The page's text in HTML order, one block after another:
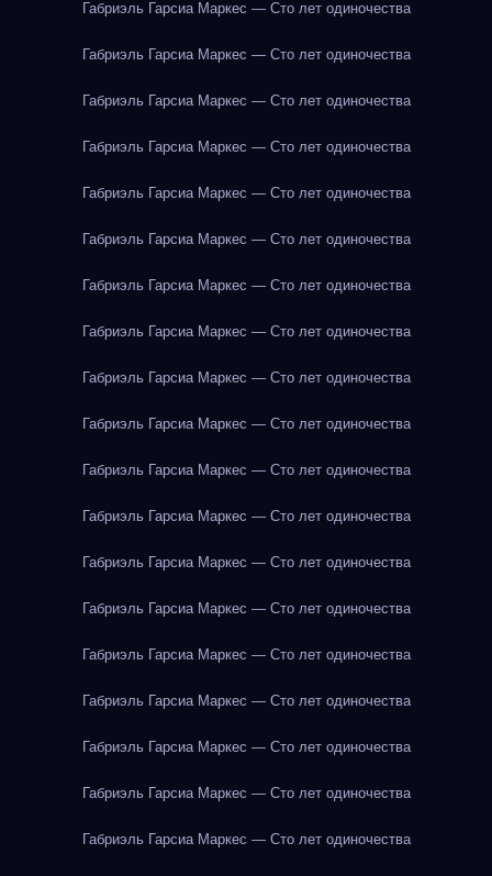
Габриэль Гарсиа Маркес — Сто лет одиночества
Габриэль Гарсиа Маркес — Сто лет одиночества
Габриэль Гарсиа Маркес — Сто лет одиночества
Габриэль Гарсиа Маркес — Сто лет одиночества
Габриэль Гарсиа Маркес — Сто лет одиночества
Габриэль Гарсиа Маркес — Сто лет одиночества
Габриэль Гарсиа Маркес — Сто лет одиночества
Габриэль Гарсиа Маркес — Сто лет одиночества
Габриэль Гарсиа Маркес — Сто лет одиночества
Габриэль Гарсиа Маркес — Сто лет одиночества
Габриэль Гарсиа Маркес — Сто лет одиночества
Габриэль Гарсиа Маркес — Сто лет одиночества
Габриэль Гарсиа Маркес — Сто лет одиночества
Габриэль Гарсиа Маркес — Сто лет одиночества
Габриэль Гарсиа Маркес — Сто лет одиночества
Габриэль Гарсиа Маркес — Сто лет одиночества
Габриэль Гарсиа Маркес — Сто лет одиночества
Габриэль Гарсиа Маркес — Сто лет одиночества
Габриэль Гарсиа Маркес — Сто лет одиночества